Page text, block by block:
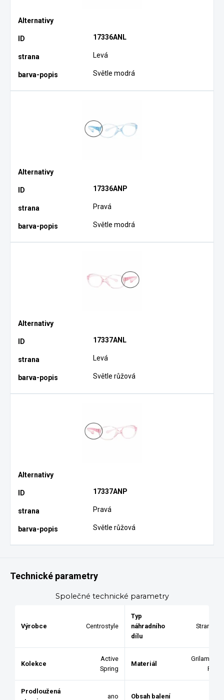
17336ANL
Levá
Světle modrá
17336ANP
Pravá
Světle modrá
17337ANL
Levá
Světle růžová
17337ANP
Pravá
Světle růžová
Technické parametry
Společné technické parametry
Výrobce Centrostyle
Typ
náhradního
dílu
Stranice
Kolekce
Active
Spring
Materiál
Grilamid /
Pryž
Prodloužená
ano Obsah balení